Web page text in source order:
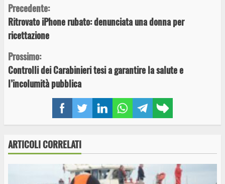
FacebookTwitterLinkedInWhatsAppTelegram
link
Continue
Reading
Precedente:
Ritrovato iPhone rubato: denunciata una donna per
ricettazione
Prossimo:
Controlli dei Carabinieri tesi a garantire la salute e
l’incolumità pubblica
ARTICOLI CORRELATI